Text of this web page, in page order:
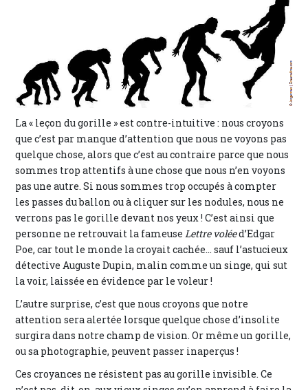
La « leçon du gorille » est contre-intuitive : nous croyons
que c’est par manque d’attention que nous ne voyons pas
quelque chose, alors que c’est au contraire parce que nous
sommes trop attentifs à une chose que nous n’en voyons
pas une autre. Si nous sommes trop occupés à compter
les passes du ballon ou à cliquer sur les nodules, nous ne
verrons pas le gorille devant nos yeux ! C’est ainsi que
personne ne retrouvait la fameuseLettre voléed’Edgar
Poe, car tout le monde la croyait cachée… sauf l’astucieux
détective Auguste Dupin, malin comme un singe, qui sut
la voir, laissée en évidence par le voleur !
L’autre surprise, c’est que nous croyons que notre
attention sera alertée lorsque quelque chose d’insolite
surgira dans notre champ de vision. Or même un gorille,
ou sa photographie, peuvent passer inaperçus !
Ces croyances ne résistent pas au gorille invisible. Ce